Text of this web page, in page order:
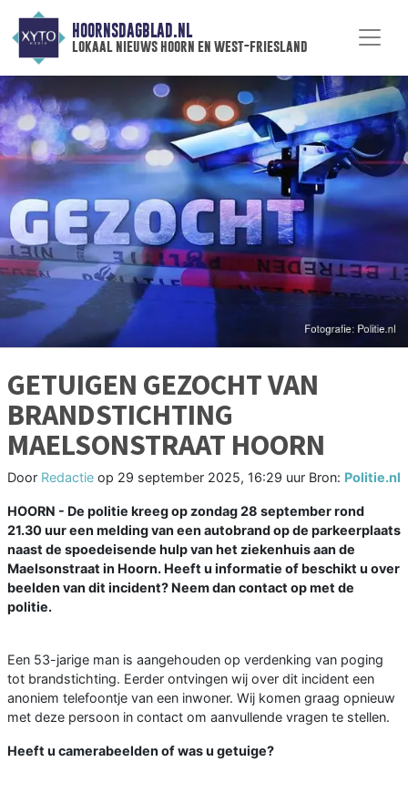
HOORNSDAGBLAD.NL
lokaal nieuws hoorn en west-friesland
GETUIGEN GEZOCHT VAN
BRANDSTICHTING
MAELSONSTRAAT HOORN
Door Redactie op 29 september 2025, 16:29 uur Bron: Politie.nl
HOORN - De politie kreeg op zondag 28 september rond
21.30 uur een melding van een autobrand op de parkeerplaats
naast de spoedeisende hulp van het ziekenhuis aan de
Maelsonstraat in Hoorn. Heeft u informatie of beschikt u over
beelden van dit incident? Neem dan contact op met de
politie.
Een 53-jarige man is aangehouden op verdenking van poging
tot brandstichting. Eerder ontvingen wij over dit incident een
anoniem telefoontje van een inwoner. Wij komen graag opnieuw
met deze persoon in contact om aanvullende vragen te stellen.
Heeft u camerabeelden of was u getuige?